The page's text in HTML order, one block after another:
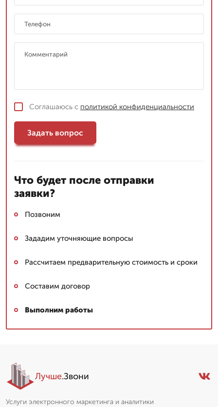
Соглашаюсь с политикой конфиденциальности
Задать вопрос
Что будет после отправки
заявки?
Позвоним
Зададим уточняющие вопросы
Рассчитаем предварительную стоимость и сроки
Составим договор
Выполним работы
Лучше.Звони
Услуги электронного маркетинга и аналитики